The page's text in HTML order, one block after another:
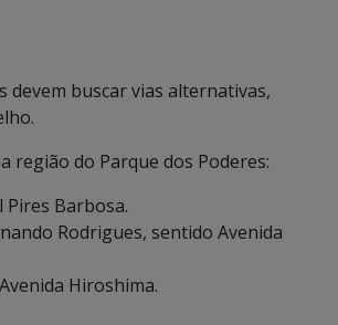
devem buscar vias alternativas,
região do Parque dos Poderes:
Pires Barbosa.
Rodrigues, sentido Avenida
Hiroshima.